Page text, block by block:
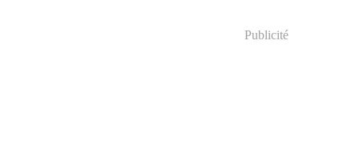
Publicité